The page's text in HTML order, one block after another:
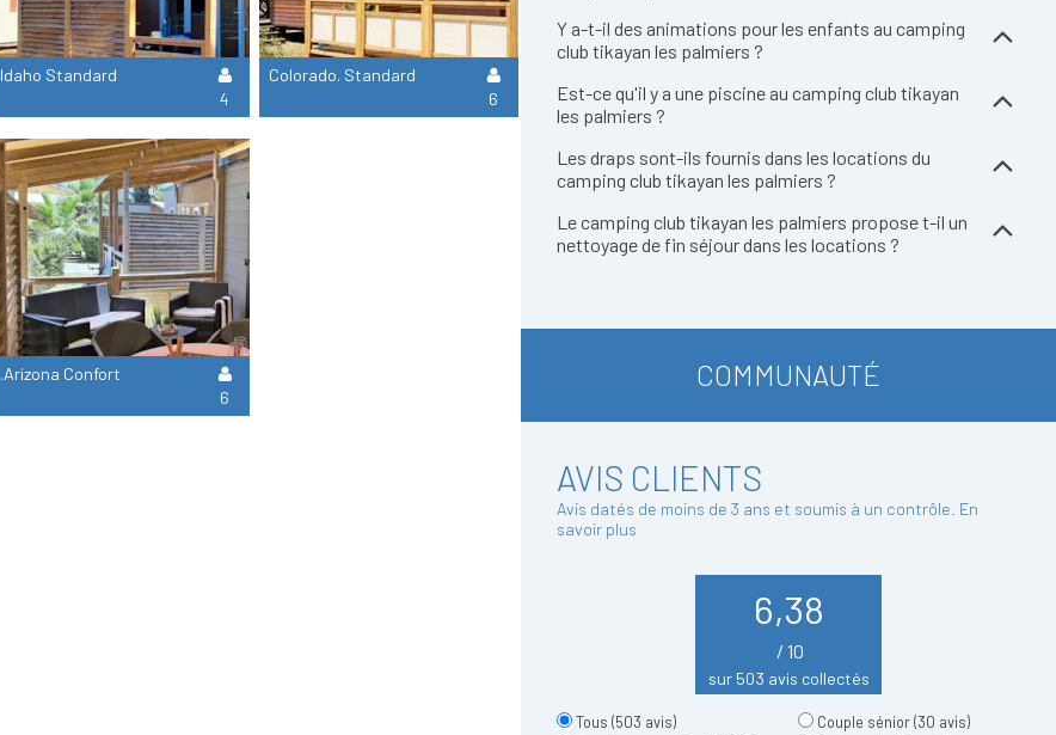
Idaho Standard
4
Colorado. Standard
6
.Arizona Confort
6
Y a-t-il des animations pour les enfants au camping
club tikayan les palmiers ?
Est-ce qu'il y a une piscine au camping club tikayan
les palmiers ?
Les draps sont-ils fournis dans les locations du
camping club tikayan les palmiers ?
Le camping club tikayan les palmiers propose t-il un
nettoyage de fin séjour dans les locations ?
COMMUNAUTÉ
AVIS CLIENTS
Avis datés de moins de 3 ans et soumis à un contrôle. En
savoir plus
6,38
/ 10
sur 503 avis collectés
Tous (503 avis)
Couple sénior(30 avis)